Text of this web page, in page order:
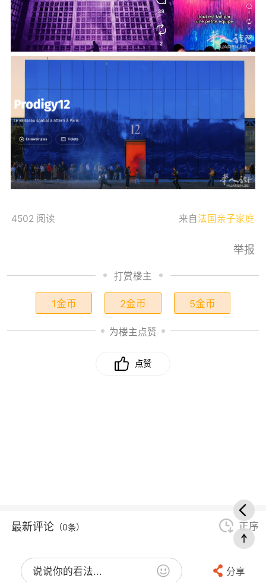
4502 阅读 来自法国亲子家庭
举报
打赏楼主
1金币 2金币 5金币
为楼主点赞
点赞
最新评论 （0条） 正序
说说你的看法... 分享